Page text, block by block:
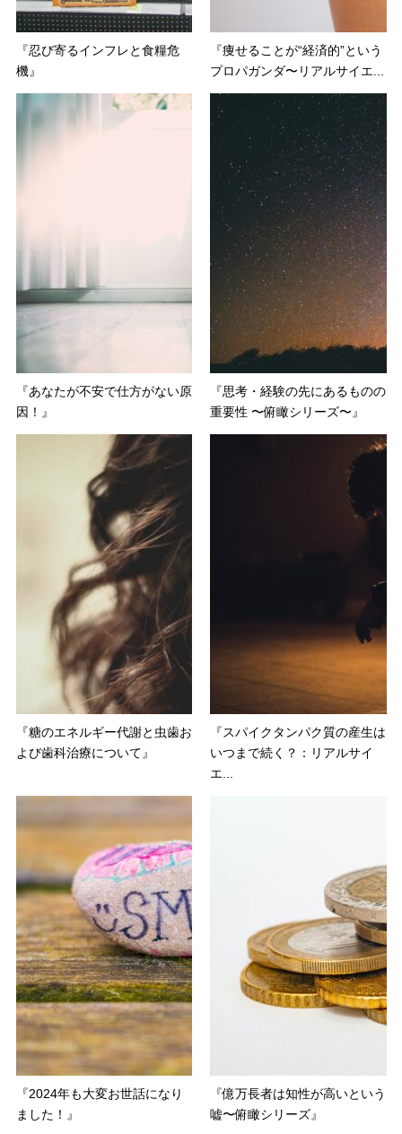
『忍び寄るインフレと食糧危
機』
『痩せることが“経済的”という
プロパガンダ〜リアルサイエ...
『あなたが不安で仕方がない原
因！』
『思考・経験の先にあるものの
重要性 〜俯瞰シリーズ〜』
『糖のエネルギー代謝と虫歯お
よび歯科治療について』
『スパイクタンパク質の産生は
いつまで続く？：リアルサイ
エ...
『2024年も大変お世話になり
ました！』
『億万長者は知性が高いという
嘘〜俯瞰シリーズ』